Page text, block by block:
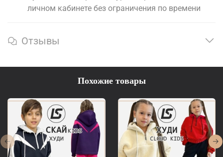
личном кабинете без ограничения по времени
Отзывы
Похожие товары